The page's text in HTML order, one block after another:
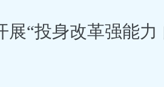
展“投身改革强能